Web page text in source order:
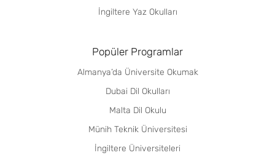
İngiltere Yaz Okulları
Popüler Programlar
Almanya’da Üniversite Okumak
Dubai Dil Okulları
Malta Dil Okulu
Münih Teknik Üniversitesi
İngiltere Üniversiteleri